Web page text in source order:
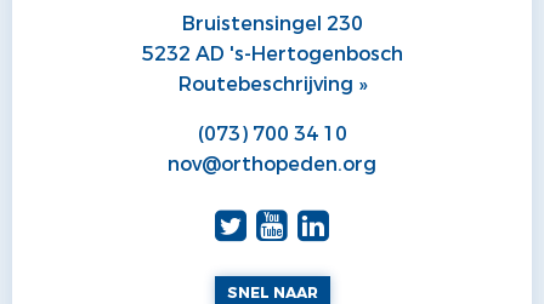
Bruistensingel 230
5232 AD 's-Hertogenbosch
Routebeschrijving »
(073) 700 34 10
nov@orthopeden.org
SNEL NAAR